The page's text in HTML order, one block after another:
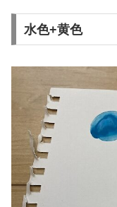
水色+黄色